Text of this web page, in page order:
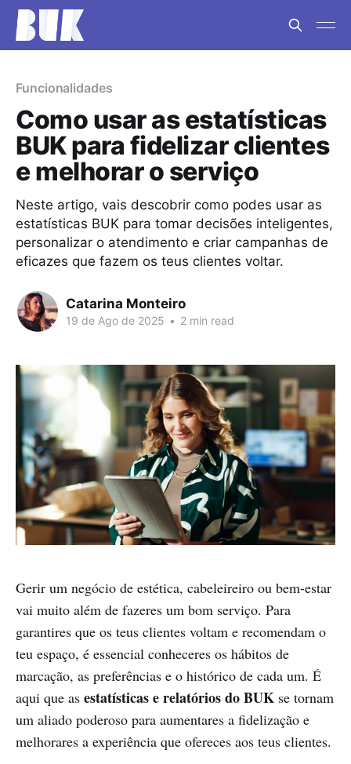
Funcionalidades
Como usar as estatísticas
BUK para fidelizar clientes
e melhorar o serviço
Neste artigo, vais descobrir como podes usar as
estatísticas BUK para tomar decisões inteligentes,
personalizar o atendimento e criar campanhas de
eficazes que fazem os teus clientes voltar.
Catarina Monteiro
19 de Ago de 2025 • 2 min read
Gerir um negócio de estética, cabeleireiro ou bem-estar
vai muito além de fazeres um bom serviço. Para
garantires que os teus clientes voltam e recomendam o
teu espaço, é essencial conheceres os hábitos de
marcação, as preferências e o histórico de cada um. É
aqui que as estatísticas e relatórios do BUK se tornam
um aliado poderoso para aumentares a fidelização e
melhorares a experiência que ofereces aos teus clientes.